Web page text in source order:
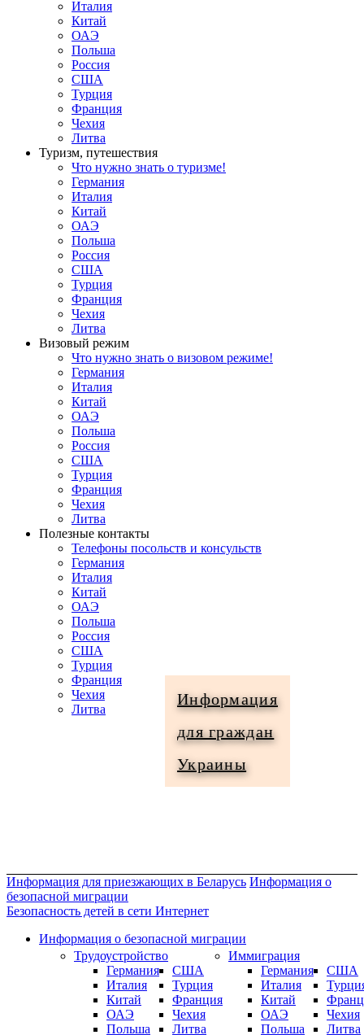
Италия
Китай
ОАЭ
Польша
Россия
США
Турция
Франция
Чехия
Литва
Туризм, путешествия
Что нужно знать о туризме!
Германия
Италия
Китай
ОАЭ
Польша
Россия
США
Турция
Франция
Чехия
Литва
Визовый режим
Что нужно знать о визовом режиме!
Германия
Италия
Китай
ОАЭ
Польша
Россия
США
Турция
Франция
Чехия
Литва
Полезные контакты
Телефоны посольств и консульств
Германия
Италия
Китай
ОАЭ
Польша
Россия
США
Турция
Франция
Чехия
Литва
Информация
для граждан
Украины
Информация для приезжающих в Беларусь Информация о
безопасной миграции
Безопасность детей в сети Интернет
Информация о безопасной миграции
Трудоустройство
Германия
Италия
Китай
ОАЭ
Польша
США
Турция
Франция
Чехия
Литва
Иммиграция
Германия
Италия
Китай
ОАЭ
Польша
США
Чехия
Литва